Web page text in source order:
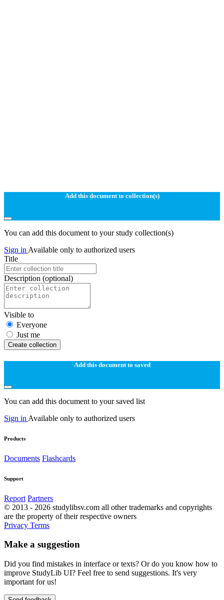
Add this document to collection(s)
You can add this document to your study collection(s)
Sign in Available only to authorized users
Title
Description (optional)
Visible to
Everyone
Just me
Create collection
Add this document to saved
You can add this document to your saved list
Sign in Available only to authorized users
Products
Documents Flashcards
Support
Report Partners
© 2013 - 2026 studylibsv.com all other trademarks and copyrights
are the property of their respective owners
Privacy Terms
Make a suggestion
Did you find mistakes in interface or texts? Or do you know how to
improve StudyLib UI? Feel free to send suggestions. It's very
important for us!